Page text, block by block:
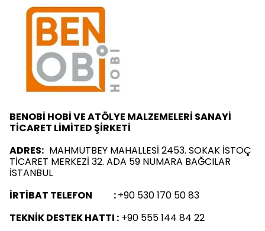
BENOBİ HOBİ VE ATÖLYE MALZEMELERİ SANAYİ
TİCARET LİMİTED ŞİRKETİ
ADRES: MAHMUTBEY MAHALLESİ 2453. SOKAK İSTOÇ
TİCARET MERKEZİ 32. ADA 59 NUMARA BAĞCILAR
İSTANBUL
İRTİBAT TELEFON :+90 530 170 50 83
TEKNİK DESTEK HATTI : +90 555 144 84 22